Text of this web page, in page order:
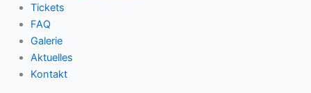
Tickets
FAQ
Galerie
Aktuelles
Kontakt